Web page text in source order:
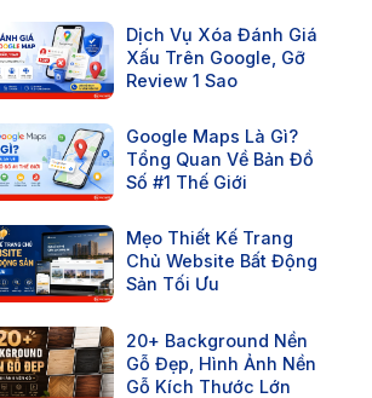
Dịch Vụ Xóa Đánh Giá
Xấu Trên Google, Gỡ
Review 1 Sao
Google Maps Là Gì?
Tổng Quan Về Bản Đồ
Số #1 Thế Giới
Mẹo Thiết Kế Trang
Chủ Website Bất Động
Sản Tối Ưu
20+ Background Nền
Gỗ Đẹp, Hình Ảnh Nền
Gỗ Kích Thước Lớn